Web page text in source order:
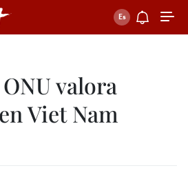
valora
Viet Nam